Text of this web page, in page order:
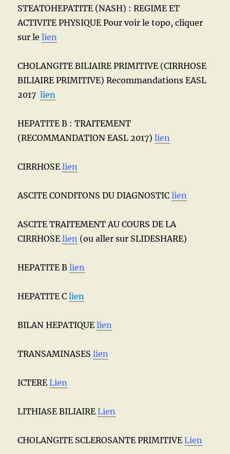
STEATOHEPATITE (NASH) : REGIME ET
ACTIVITE PHYSIQUE Pour voir le topo, cliquer
sur lelien
CHOLANGITE BILIAIRE PRIMITIVE (CIRRHOSE
BILIAIRE PRIMITIVE) Recommandations EASL
2017lien
HEPATITE B : TRAITEMENT
(RECOMMANDATION EASL 2017)lien
CIRRHOSElien
ASCITE CONDITONS DU DIAGNOSTIClien
ASCITE TRAITEMENT AU COURS DE LA
CIRRHOSElien (ou aller sur SLIDESHARE)
HEPATITE Blien
HEPATITE Clien
BILAN HEPATIQUElien
TRANSAMINASESlien
ICTERELien
LITHIASE BILIAIRELien
CHOLANGITE SCLEROSANTE PRIMITIVELien